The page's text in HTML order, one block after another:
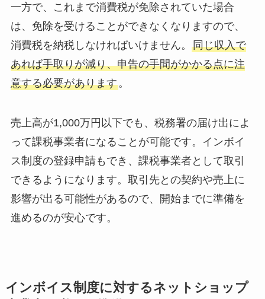
一方で、これまで消費税が免除されていた場合
は、免除を受けることができなくなりますので、
消費税を納税しなければいけません。 同じ収入で
あれば手取りが減り、申告の手間がかかる点に注
意する必要があります。
売上高が1,000万円以下でも、税務署の届け出によ
って課税事業者になることが可能です。インボイ
ス制度の登録申請もでき、課税事業者として取引
できるようになります。取引先との契約や売上に
影響が出る可能性があるので、開始までに準備を
進めるのが安心です。
インボイス制度に対するネットショップ